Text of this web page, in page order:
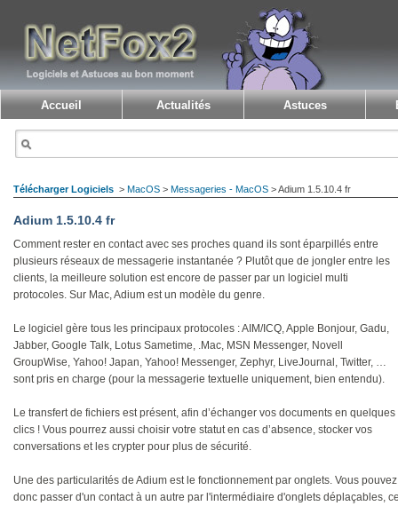
Accueil Actualités Astuces
Télécharger Logiciels >MacOS >Messageries - MacOS > Adium 1.5.10.4 fr
Adium 1.5.10.4 fr
Comment rester en contact avec ses proches quand ils sont éparpillés entre
plusieurs réseaux de messagerie instantanée ? Plutôt que de jongler entre les
clients, la meilleure solution est encore de passer par un logiciel multi
protocoles. Sur Mac, Adium est un modèle du genre.
Le logiciel gère tous les principaux protocoles : AIM/ICQ, Apple Bonjour, Gadu,
Jabber, Google Talk, Lotus Sametime, .Mac, MSN Messenger, Novell
GroupWise, Yahoo! Japan, Yahoo! Messenger, Zephyr, LiveJournal, Twitter, …
sont pris en charge (pour la messagerie textuelle uniquement, bien entendu).
Le transfert de fichiers est présent, afin d’échanger vos documents en quelques
clics ! Vous pourrez aussi choisir votre statut en cas d’absence, stocker vos
conversations et les crypter pour plus de sécurité.
Une des particularités de Adium est le fonctionnement par onglets. Vous pouvez
donc passer d'un contact à un autre par l'intermédiaire d'onglets déplaçables,